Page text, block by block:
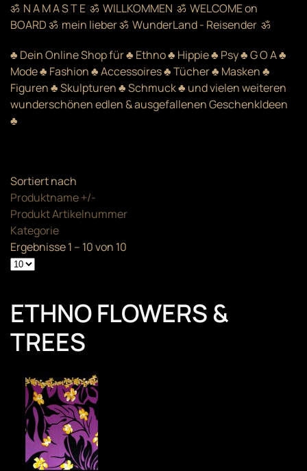
ॐ N A M A S T E ॐ WILLKOMMEN ॐ WELCOME on
BOARD ॐ mein lieber ॐ WunderLand - Reisender ॐ
♣ Dein Online Shop für ♣ Ethno ♣ Hippie ♣ Psy ♣ G O A ♣
Mode ♣ Fashion ♣ Accessoires ♣ Tücher ♣ Masken ♣
Figuren ♣ Skulpturen ♣ Schmuck ♣ und vielen weiteren
wunderschönen edlen & ausgefallenen GeschenkIdeen
♣
Sortiert nach
Produktname +/-
Produkt Artikelnummer
Kategorie
Ergebnisse 1 – 10 von 10
ETHNO FLOWERS &
TREES